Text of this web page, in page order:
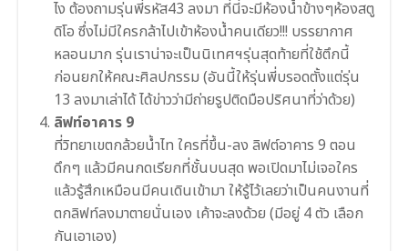
ไง ต้องถามรุ่นพี่รหัส43 ลงมา ที่นี่จะมีห้องน้ำข้างๆห้องสตู
ดิโอ ซึ่งไม่มีใครกล้าไปเข้าห้องน้ำคนเดียว!!! บรรยากาศ
หลอนมาก รุ่นเราน่าจะเป็นนิเทศฯรุ่นสุดท้ายที่ใช้ตึกนี้
ก่อนยกให้คณะศิลปกรรม (อันนี้ให้รุ่นพี่บรอดตั้งแต่รุ่น
13 ลงมาเล่าได้ ได้ข่าวว่ามีถ่ายรูปติดมือปริศนาที่ว่าด้วย)
ลิฟท์อาคาร 9
ที่วิทยาเขตกล้วยน้ำไท ใครที่ขึ้น-ลง ลิฟต์อาคาร 9 ตอน
ดึกๆ แล้วมีคนกดเรียกที่ชั้นบนสุด พอเปิดมาไม่เจอใคร
แล้วรู้สึกเหมือนมีคนเดินเข้ามา ให้รู้ไว้เลยว่าเป็นคนงานที่
ตกลิฟท์ลงมาตายนั่นเอง เค้าจะลงด้วย (มีอยู่ 4 ตัว เลือก
กันเอาเอง)